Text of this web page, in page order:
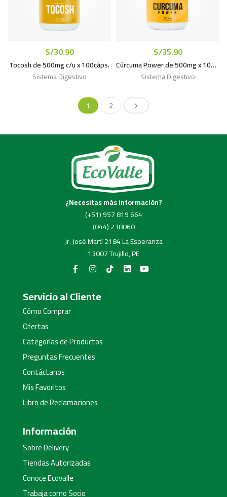
S/30.90
Tocosh de 500mg c/u x 100cáps.
Sistema Digestivo
S/35.90
Cúrcuma Power de 500mg x 100caps
Sistema Digestivo
1 2
Servicio al Cliente
Cómo Comprar
Ofertas
Categorías de Productos
Preguntas Frecuentes
Contáctanos
Mis Favoritos
Libro de Reclamaciones
¿Necesitas más información?
(+51) 957 819 664
(044) 238060
Jr. José Martí 2184 La Esperanza
13007 Trujillo, PE
Información
Sobre Delivery
Tiendas Autorizadas
Conoce Ecovalle
Trabaja como Socio